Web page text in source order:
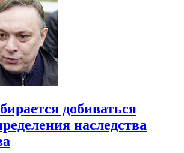
добиваться
наследства